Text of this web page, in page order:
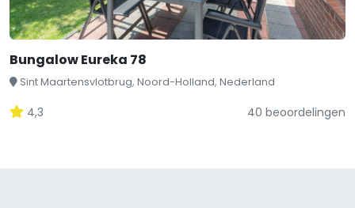
Bungalow Eureka 78
Sint Maartensvlotbrug, Noord-Holland, Nederland
4,3 40 beoordelingen